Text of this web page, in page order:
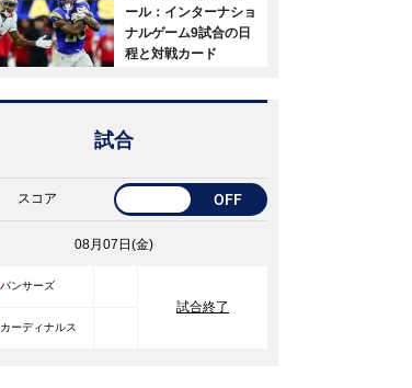
ール：インターナショ
ナルゲーム9試合の日
程と対戦カード
試合
スコア OFF
08月07日(金)
パンサーズ
試合終了
カーディナルス